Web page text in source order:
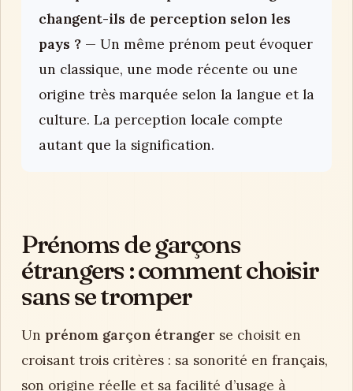
changent-ils de perception selon les
pays ? — Un même prénom peut évoquer
un classique, une mode récente ou une
origine très marquée selon la langue et la
culture. La perception locale compte
autant que la signification.
Prénoms de garçons
étrangers : comment choisir
sans se tromper
Un prénom garçon étranger se choisit en
croisant trois critères : sa sonorité en français,
son origine réelle et sa facilité d’usage à